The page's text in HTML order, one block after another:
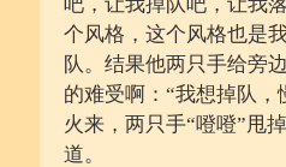
个风格，这个风格也是
队。结果他两只手给旁
的难受啊：“我想掉队
火来，两只手“噔噔”甩
道。